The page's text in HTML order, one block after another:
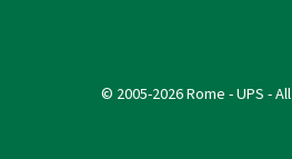
© 2005-2026 Rome - UPS -